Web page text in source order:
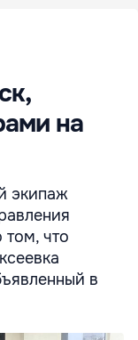
на
экипаж
что
в